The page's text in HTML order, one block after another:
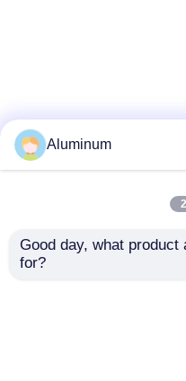
Aluminum
Good day, what product
for?